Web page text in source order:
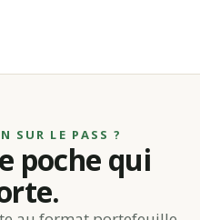
SUR LE PASS ?
poche qui